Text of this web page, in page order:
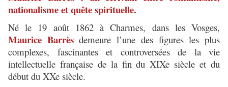
nationalisme et quête spirituelle.
Né le 19 août 1862 à Charmes, dans les Vosges,
Maurice Barrèsdemeure l’une des figures les plus
complexes, fascinantes et controversées de la vie
intellectuelle française de la fin du XIXe siècle et du
début du XXe siècle.